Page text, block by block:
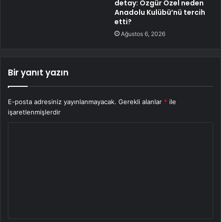
detay: Özgür Özel neden
Anadolu Kulübü’nü tercih
etti?
Ağustos 6, 2026
Bir yanıt yazın
E-posta adresiniz yayınlanmayacak. Gerekli alanlar * ile
işaretlenmişlerdir